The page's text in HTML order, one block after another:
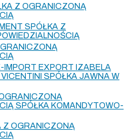
Z OGRANICZONĄ
SPÓŁKA Z
IMPORT EXPORT IZABELA
SPÓŁKA JAWNA W
SPÓŁKA KOMANDYTOWO-
Z OGRANICZONĄ